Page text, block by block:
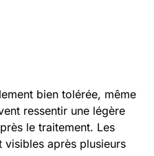
bien tolérée, même
ressentir une légère
le traitement. Les
visibles après plusieurs